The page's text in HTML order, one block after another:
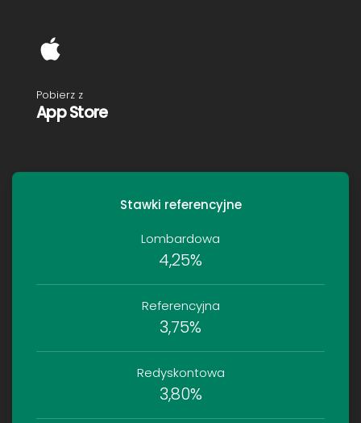
Pobierz z
App Store
Stawki referencyjne
Lombardowa
4,25%
Referencyjna
3,75%
Redyskontowa
3,80%